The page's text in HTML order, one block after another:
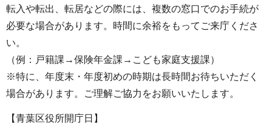
転入や転出、転居などの際には、複数の窓口でのお手続が
必要な場合があります。時間に余裕をもってご来庁くださ
い。
（例：戸籍課→保険年金課→こども家庭支援課）
※特に、年度末・年度初めの時期は長時間お待ちいただく
場合があります。ご理解ご協力をお願いいたします。
【青葉区役所開庁日】